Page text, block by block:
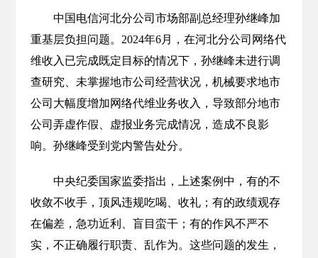
中国电信河北分公司市场部副总经理孙继峰加
重基层负担问题。2024年6月，在河北分公司网络代
维收入已完成既定目标的情况下，孙继峰未进行调
查研究、未掌握地市公司经营状况，机械要求地市
公司大幅度增加网络代维业务收入，导致部分地市
公司弄虚作假、虚报业务完成情况，造成不良影
响。孙继峰受到党内警告处分。
中央纪委国家监委指出，上述案例中，有的不
收敛不收手，顶风违规吃喝、收礼；有的政绩观存
在偏差，急功近利、盲目蛮干；有的作风不严不
实，不正确履行职责、乱作为。这些问题的发生，